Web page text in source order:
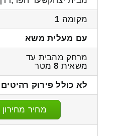
מקומה 1
עם מעלית משא
מרחק מהבית עד
משאית 8מטר
לא כולל פירוק רהיטים
מחיר מחירון